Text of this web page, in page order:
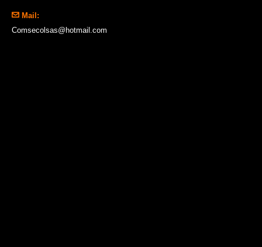
Mail:
Comsecolsas@hotmail.com